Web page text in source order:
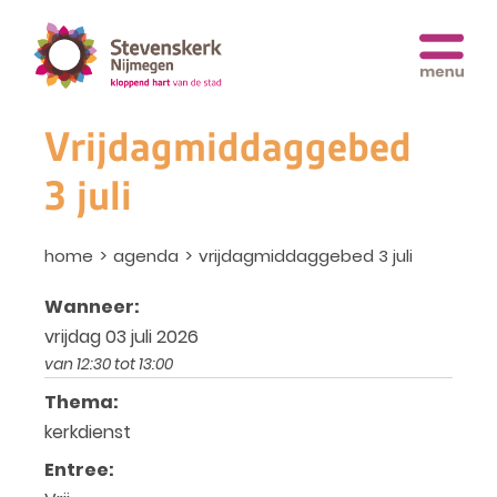
Vrijdagmiddaggebed
3 juli
home agenda vrijdagmiddaggebed 3 juli
Wanneer:
vrijdag 03 juli 2026
van 12:30 tot 13:00
Thema:
kerkdienst
Entree: